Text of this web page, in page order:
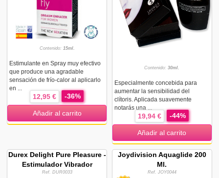
Contenido: 15ml.
Estimulante en Spray muy efectivo
que produce una agradable
sensación de frío-calor al aplicarlo
en ...
12,95 € -36%
Añadir al carrito
Contenido:30ml.
Especialmente concebida para
aumentar la sensibilidad del
clítoris. Aplicada suavemente
notarás una ...
19,94 € -44%
Añadir al carrito
Durex Delight Pure Pleasure -
Estimulador Vibrador
Ref. DUR0033
Joydivision Aquaglide 200
Ml.
Ref. JOY0044